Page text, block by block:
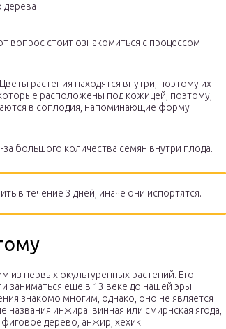
вопрос стоит ознакомиться с процессом
растения находятся внутри, поэтому их
расположены под кожицей, поэтому,
в соплодия, напоминающие форму
большого количества семян внутри плода.
в течение 3 дней, иначе они испортятся.
из первых окультуренных растений. Его
заниматься еще в 13 веке до нашей эры.
знакомо многим, однако, оно не является
названия инжира: винная или смирнская ягода,
дерево, анжир, хехик.